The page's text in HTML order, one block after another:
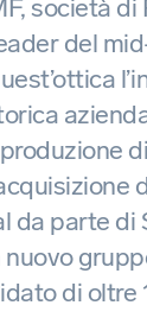
società
del
da parte di
di oltre